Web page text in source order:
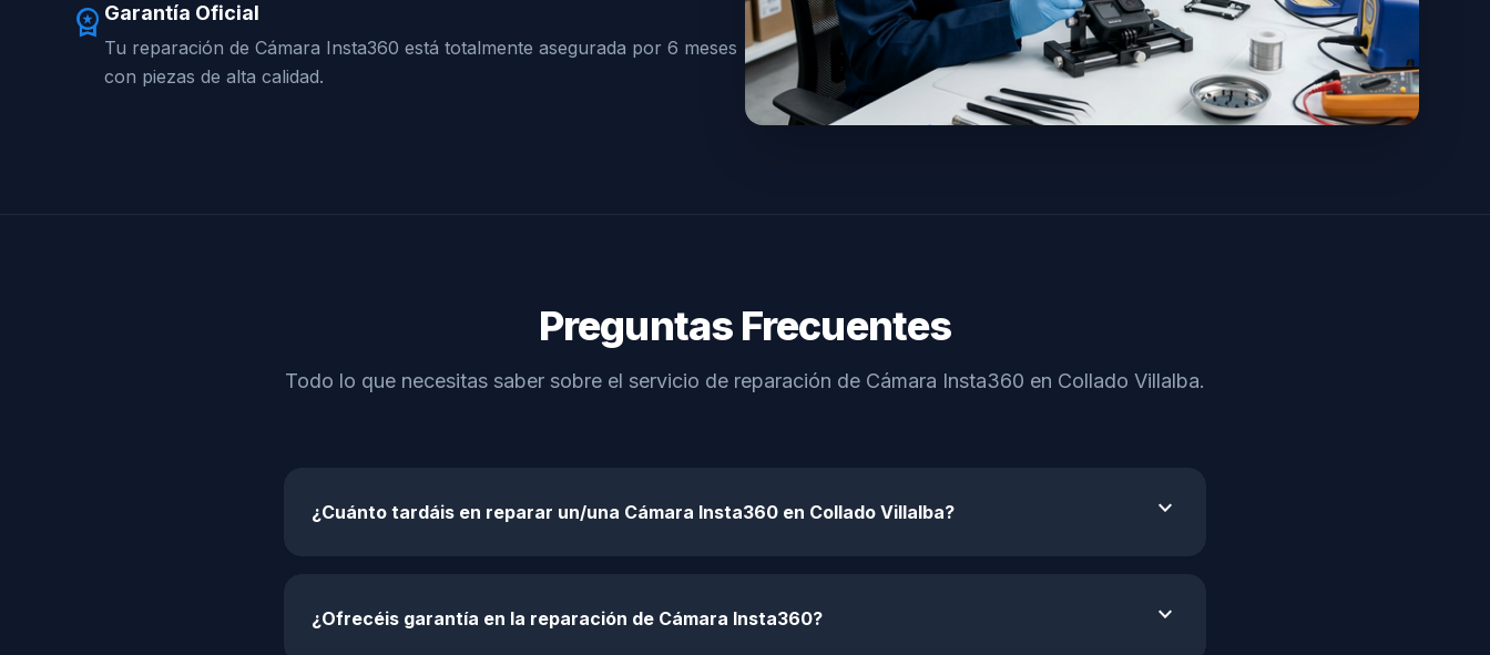
workspace_premium Garantía Oficial
Tu reparación de Cámara Insta360 está totalmente asegurada por 6 meses
con piezas de alta calidad.
Preguntas Frecuentes
Todo lo que necesitas saber sobre el servicio de reparación de Cámara Insta360 en Collado Villalba.
¿Cuánto tardáis en reparar un/una Cámara Insta360 en Collado Villalba? expand_more
¿Ofrecéis garantía en la reparación de Cámara Insta360? expand_more